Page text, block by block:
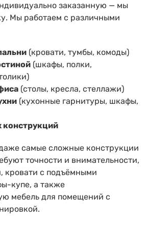
заказанную — мы
Мы работаем с различными
(кровати, тумбы, комоды)
(шкафы, полки,
(столы, кресла, стеллажи)
(кухонные гарнитуры, шкафы,
самые сложные конструкции
точности и внимательности,
кровати с подъёмными
купе, а также
мебель для помещений с